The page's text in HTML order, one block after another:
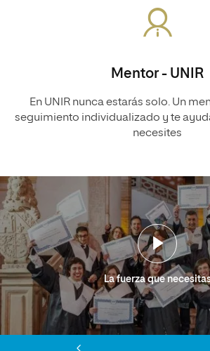
Mentor - UNIR
En UNIR nunca estarás solo. Un
seguimiento individualizado y te
necesites
La fuerza que